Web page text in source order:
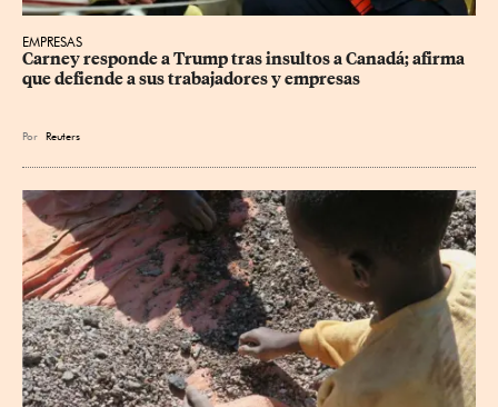
EMPRESAS
Carney responde a Trump tras insultos a Canadá; afirma
que defiende a sus trabajadores y empresas
Por Reuters